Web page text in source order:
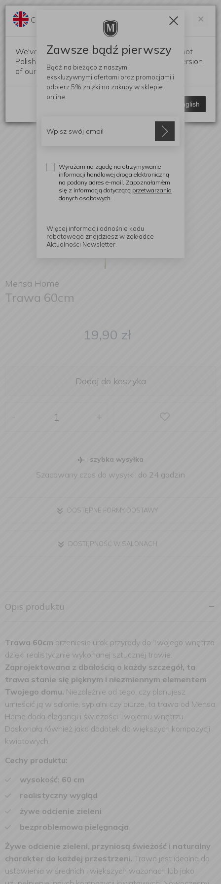
Mensa Home
Trawa 60cm
19,90 zł
Dodaj do koszyka
- +
szybka wysyłka
Szacowany czas do wysyłki: do 24 godzin
DOSTĘPNE FORMY DOSTAWY
DOSTĘPNOŚĆ W SALONACH
Opis produktu
Trawa 60cm przeniesie urok przyrody do Twojego wnętrza
dzięki realistycznie wykonanej sztucznej trawie.
Zaprojektowana z dbałością o każdy szczegół, ta
trawa stanie się pięknym i niezmiennym elementem
Twojego domu. Niezależnie od tego, czy planujesz
umieścić ją w salonie, sypialni czy biurze, ta trawa od Mensa
Home doda elegancji i świeżości Twojemu wnętrzu.
Doskonała również jako dodatek do większych kompozycji
kwiatowych.
Cechy produktu:
wysokość: 60 cm
realistyczny wygląd
żywe odcienie zieleni
bezproblemowa pielęgnacja
Żywe odcienie zieleni, przyniosą świeżość i naturalny
charakter do każdej przestrzeni. Trawa jest idealna do
ustawienia w średnich i większych wazonach lub jako
×
Change language?
We've detected that your browser language is not
Polish. Would you like to switch to the English version
of our website?
Switch to English
Zawsze bądź pierwszy
Bądź na bieżąco z naszymi
ekskluzywnymi ofertami oraz promocjami i
odbierz 5% zniżki na zakupy w sklepie
online.
Wyrażam na zgodę na otrzymywanie
informacji handlowej droga elektroniczną
na podany adres e-mail. Zapoznałam/em
się z informacją dotyczącą przetwarzania
danych osobowych.
Więcej informacji odnośnie kodu
rabatowego znajdziesz w zakładce
Aktualności Newsletter.